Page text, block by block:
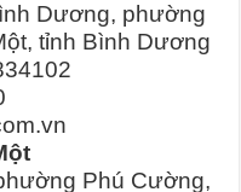
Dương, phường
tỉnh Bình Dương
Phú Cường,